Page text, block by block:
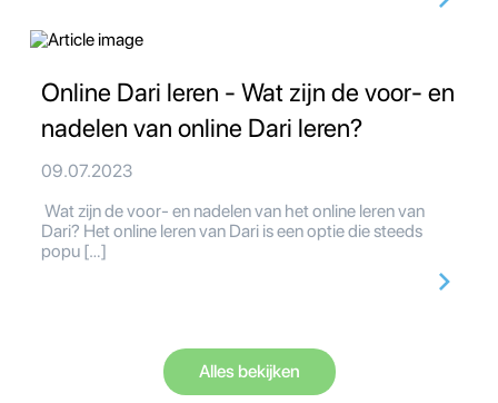
Online Dari leren - Wat zijn de voor- en
nadelen van online Dari leren?
09.07.2023
Wat zijn de voor- en nadelen van het online leren van
Dari? Het online leren van Dari is een optie die steeds
popu […]
Alles bekijken